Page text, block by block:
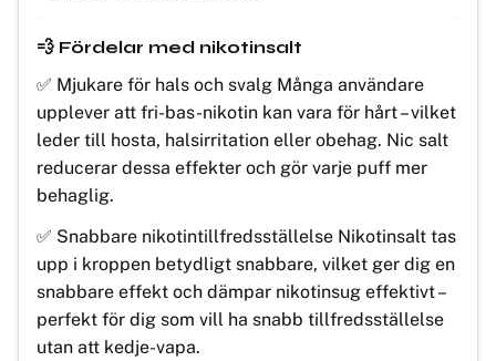
💨 Fördelar med nikotinsalt
✅ Mjukare för hals och svalg Många användare
upplever att fri-bas-nikotin kan vara för hårt – vilket
leder till hosta, halsirritation eller obehag. Nic salt
reducerar dessa effekter och gör varje puff mer
behaglig.
✅ Snabbare nikotintillfredsställelse Nikotinsalt tas
upp i kroppen betydligt snabbare, vilket ger dig en
snabbare effekt och dämpar nikotinsug effektivt –
perfekt för dig som vill ha snabb tillfredsställelse
utan att kedje-vapa.